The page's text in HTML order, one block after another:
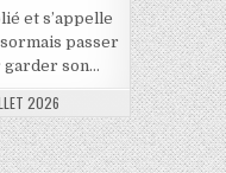
et s’appelle
passer
garder son…
2026